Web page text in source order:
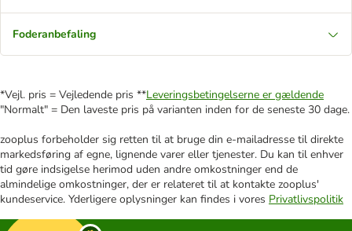
Foderanbefaling
*Vejl. pris = Vejledende pris **Leveringsbetingelserne er gældende
"Normalt" = Den laveste pris på varianten inden for de seneste 30 dage.
zooplus forbeholder sig retten til at bruge din e-mailadresse til direkte
markedsføring af egne, lignende varer eller tjenester. Du kan til enhver
tid gøre indsigelse herimod uden andre omkostninger end de
almindelige omkostninger, der er relateret til at kontakte zooplus'
kundeservice. Yderligere oplysninger kan findes i vores Privatlivspolitik